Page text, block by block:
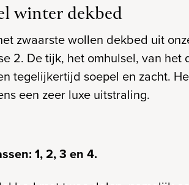
winter dekbed
zwaarste wollen dekbed uit
2. De tijk, het omhulsel, van het
tegelijkertijd soepel en zacht.
een zeer luxe uitstraling.
1, 2, 3 en 4.